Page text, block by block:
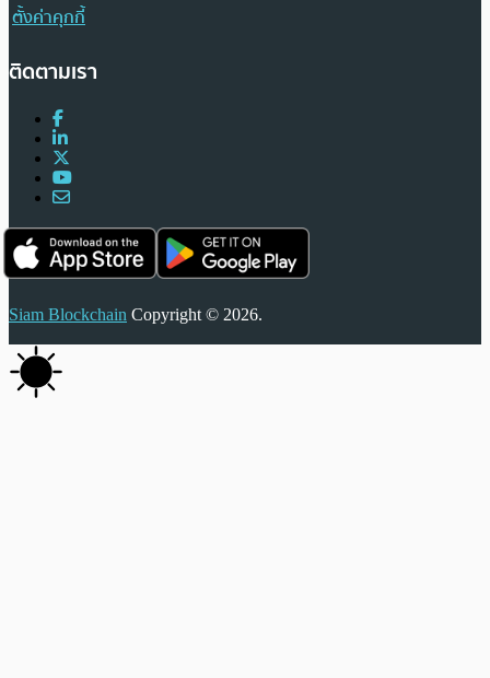
ตั้งค่าคุกกี้
ติดตามเรา
Siam Blockchain Copyright © 2026.